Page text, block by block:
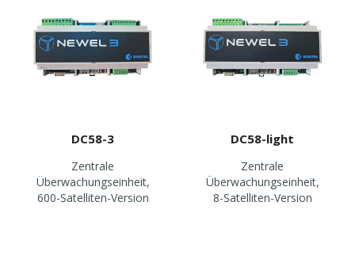
DC58-3
Zentrale
Überwachungseinheit,
600-Satelliten-Version
DC58-light
Zentrale
Überwachungseinheit,
8-Satelliten-Version